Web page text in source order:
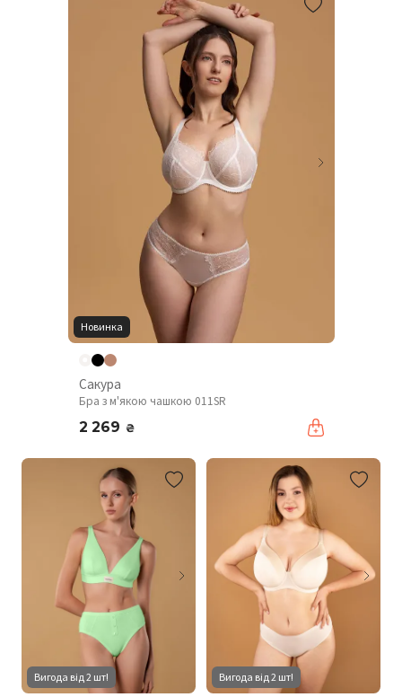
Новинка
Сакура
Бра з м'якою чашкою 011SR
2 269 ₴
Вигода від 2 шт! Вигода від 2 шт!